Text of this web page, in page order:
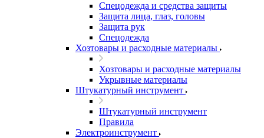
Спецодежда и средства защиты
Защита лица, глаз, головы
Защита рук
Спецодежда
Хозтовары и расходные материалы
Хозтовары и расходные материалы
Укрывные материалы
Штукатурный инструмент
Штукатурный инструмент
Правила
Электроинструмент